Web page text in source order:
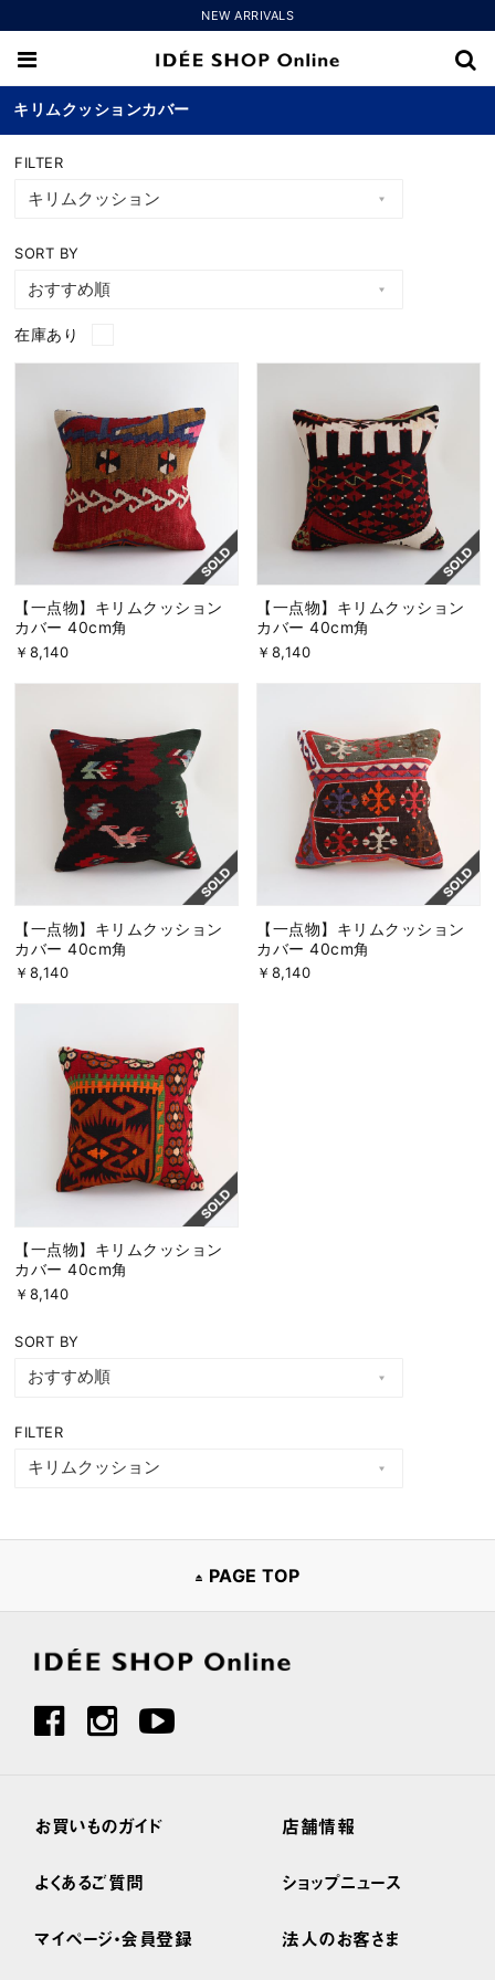
NEW ARRIVALS
キリムクッションカバー
FILTER
SORT BY
在庫あり
【一点物】キリムクッション
カバー 40cm角
￥8,140
【一点物】キリムクッション
カバー 40cm角
￥8,140
【一点物】キリムクッション
カバー 40cm角
￥8,140
【一点物】キリムクッション
カバー 40cm角
￥8,140
【一点物】キリムクッション
カバー 40cm角
￥8,140
SORT BY
FILTER
PAGE TOP
お買いものガイド
よくあるご質問
マイページ・会員登録
店舗情報
ショップニュース
法人のお客さま